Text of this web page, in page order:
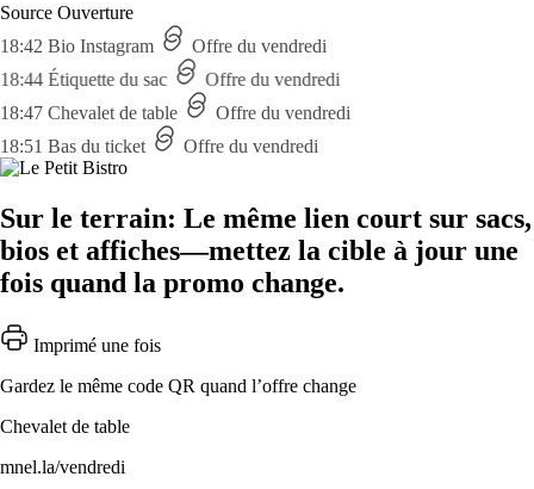
Source Ouverture
18:42 Bio Instagram
Offre du vendredi
18:44 Étiquette du sac
Offre du vendredi
18:47 Chevalet de table
Offre du vendredi
18:51 Bas du ticket Offre du vendredi
Sur le terrain: Le même lien court sur sacs,
bios et affiches—mettez la cible à jour une
fois quand la promo change.
Imprimé une fois
Gardez le même code QR quand l’offre change
Chevalet de table
mnel.la/vendredi